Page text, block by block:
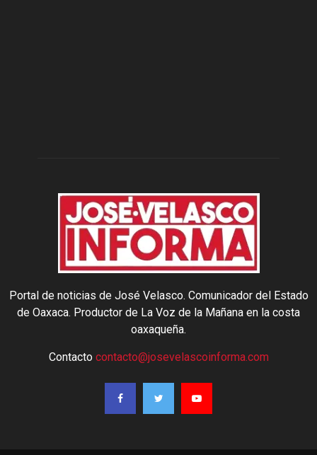
Portal de noticias de José Velasco. Comunicador del Estado
de Oaxaca. Productor de La Voz de la Mañana en la costa
oaxaqueña.
Contacto contacto@josevelascoinforma.com